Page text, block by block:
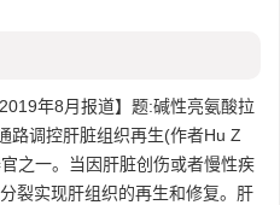
年8月报道】题:碱性亮氨酸拉
路调控肝脏组织再生(作者Hu Z
之一。当因肝脏创伤或者慢性疾
裂实现肝组织的再生和修复。肝